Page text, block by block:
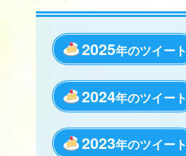
2025年のツイート
2024年のツイート
2023年のツイート